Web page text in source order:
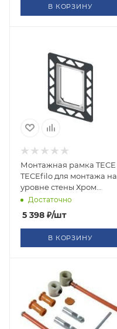
В КОРЗИНУ
Монтажная рамка TECE
TECEfilo для монтажа на
уровне стены Хром
глянцевый 9242040
Достаточно
5 398 ₽/шт
В КОРЗИНУ